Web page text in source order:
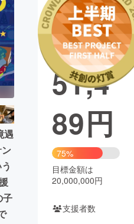
ット ゲーム・サ
書籍・雑誌
チャレンジ
化
CAMPFIRE Creation
machi-ya コミュニティ
遇
子
現在の支援総
額
15,1
51,4
89円
75%
目標金額は
20,000,000円
支援者数